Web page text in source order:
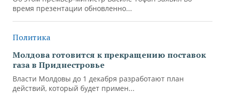
время презентации обновленно...
Политика
Молдова готовится к прекращению поставок
газа в Приднестровье
Власти Молдовы до 1 декабря разработают план
действий, который будет примен...